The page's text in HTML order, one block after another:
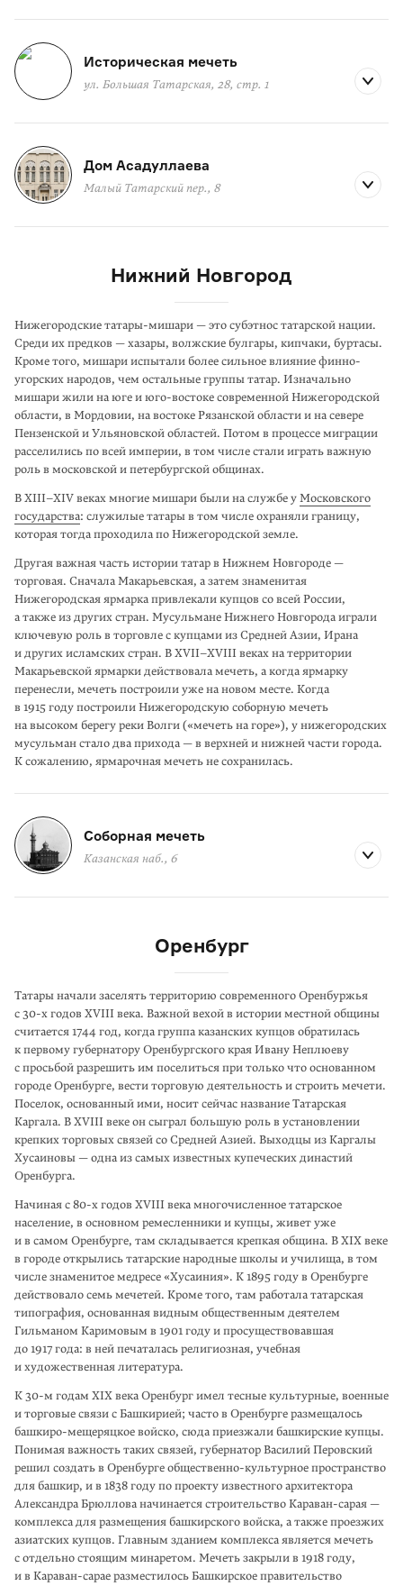
Историческая мечеть
ул. Большая Татарская, 28, стр. 1
Дом Асадуллаева
Малый Татарский пер., 8
Нижний Новгород
Нижегородские татары-мишари — это субэтнос татарской нации.
Среди их пред­­ков — хазары, волжские булгары, кипчаки, буртасы.
Кроме того, мишари испытали более сильное влияние финно-
угорских народов, чем остальные группы татар. Изначально
мишари жили на юге и юго-востоке современной Нижегородской
области, в Мордовии, на востоке Рязанской области и на севере
Пензенской и Ульяновской областей. Потом в процессе миграции
расселились по всей империи, в том числе стали играть важную
роль в московской и петербургской общинах.
В XIII–XIV веках многие мишари были на службе уМосковского
государства: служилые татары в том числе охраняли границу,
которая тогда проходила по Нижегородской земле.
Другая важная часть истории татар в Нижнем Новгороде —
торговая. Сначала Макарьевская, а затем знаменитая
Нижегородская ярмарка привлекали купцов со всей России,
а также из других стран. Мусульмане Нижнего Новгорода играли
ключевую роль в торговле с купцами из Средней Азии, Ирана
и других исламских стран. В XVII–XVIII веках на терри­тории
Макарьевской ярмарки действовала мечеть, а когда ярмарку
перенесли, мечеть построили уже на новом месте. Когда
в 1915 году построили Нижегородскую соборную мечеть
на высоком берегу реки Волги («мечеть на горе»), у нижегородских
мусульман стало два прихода — в верхней и нижней части города.
К сожа­лению, ярмарочная мечеть не сохранилась.
Соборная мечеть
Казанская наб., 6
Оренбург
Татары начали заселять территорию современного Оренбуржья
с 30-х годов XVIII века. Важной вехой в истории местной общины
считается 1744 год, когда группа казанских купцов обратилась
к первому губернатору Оренбургского края Ивану Неплюеву
с просьбой разрешить им поселиться при только что основанном
городе Оренбурге, вести торговую деятельность и строить мечети.
Поселок, основанный ими, носит сейчас название Татарская
Каргала. В XVIII веке он сыграл большую роль в установлении
крепких торговых связей со Средней Азией. Выходцы из Каргалы
Хусаиновы — одна из самых известных купеческих династий
Оренбурга.
Начиная с 80-х годов XVIII века многочисленное татарское
население, в основ­ном ремесленники и купцы, живет уже
и в самом Оренбурге, там складывается крепкая община. В XIX веке
в городе открылись татарские народные школы и училища, в том
числе знаменитое медресе «Хусаиния». К 1895 году в Оренбурге
действовало семь мечетей. Кроме того, там работала татар­ская
типография, основанная видным общественным деятелем
Гильманом Каримовым в 1901 году и просуществовавшая
до 1917 года: в ней печаталась религиозная, учебная
и художественная литература.
К 30-м годам XIX века Оренбург имел тесные культурные, военные
и торговые связи с Башкирией; часто в Оренбурге размеща­лось
башкиро-мещеряцкое войско, сюда приезжали башкирские купцы.
Понимая важность таких связей, губернатор Василий Перовский
решил создать в Оренбурге общественно-культурное пространство
для башкир, и в 1838 году по проекту известного архитектора
Александра Брюллова начинается строительство Караван-сарая —
комплекса для размещения башкирского войска, а также проезжих
азиатских купцов. Главным зданием комплекса является мечеть
с отдельно стоящим минаретом. Мечеть закрыли в 1918 году,
и в Караван-сарае разместилось Башкирское правительство